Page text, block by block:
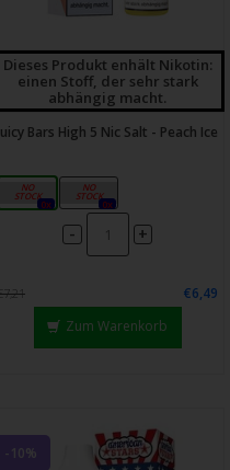
Dieses Produkt enhält Nikotin:
einen Stoff, der sehr stark
abhängig macht.
Bars High 5 Nic Salt - Peach Ice
10mg
0x
20mg
0x
- +
€6,49
Zum Warenkorb
-10%